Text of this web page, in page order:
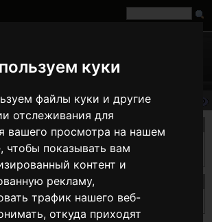
куки
файлы куки и другие
отслеживания для
вашего просмотра на нашем
чтобы показывать вам
контент и
рекламу,
трафик нашего веб-
откуда приходят
сериализованную переменную и конвертирует ее
)